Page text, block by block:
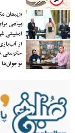
«پیمان
پیامی
امنیتی
از
حکومتی
نوجوان‌ها